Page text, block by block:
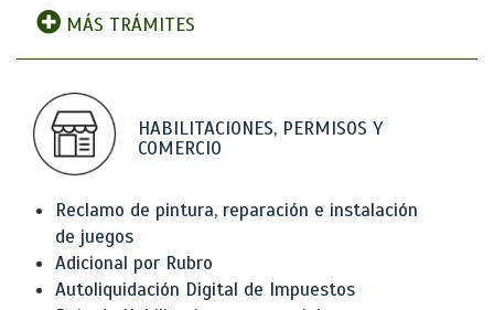
MÁS TRÁMITES
HABILITACIONES, PERMISOS Y
COMERCIO
Reclamo de pintura, reparación e instalación
de juegos
Adicional por Rubro
Autoliquidación Digital de Impuestos